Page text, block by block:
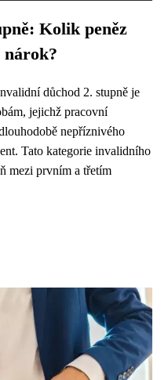
Kolik peněz
nárok?
důchod 2. stupně je
jejichž pracovní
nepříznivého
Tato kategorie invalidního
mezi prvním a třetím